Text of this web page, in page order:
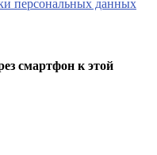
персональных данных
смартфон к этой